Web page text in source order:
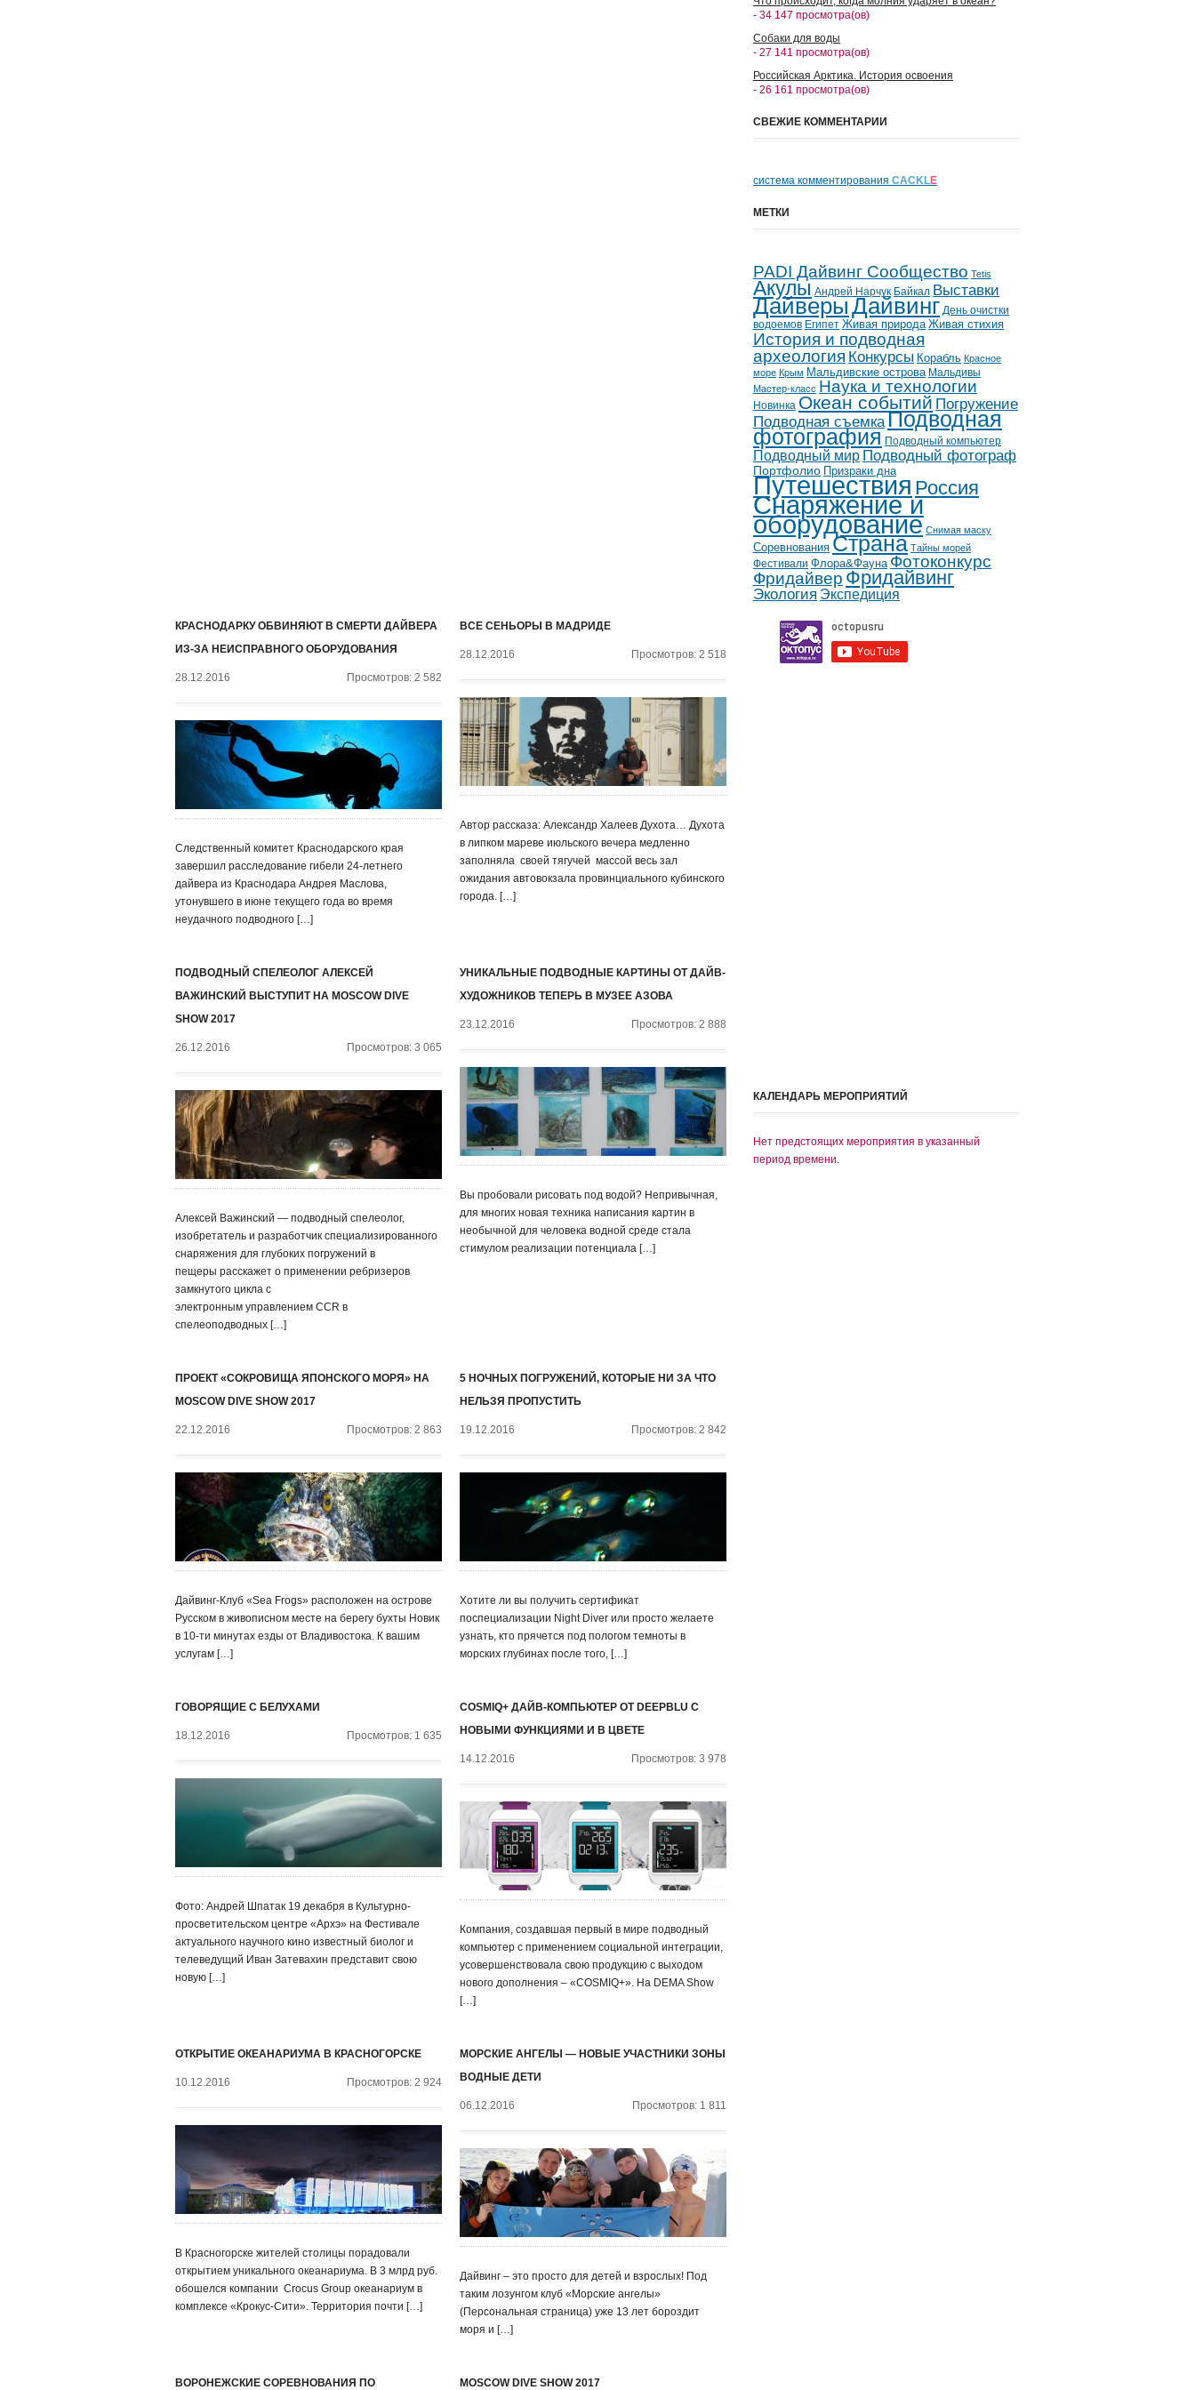
КРАСНОДАРКУ ОБВИНЯЮТ В СМЕРТИ ДАЙВЕРА
ИЗ-ЗА НЕИСПРАВНОГО ОБОРУДОВАНИЯ
28.12.2016 Просмотров: 2 582
Следственный комитет Краснодарского края
завершил расследование гибели 24-летнего
дайвера из Краснодара Андрея Маслова,
утонувшего в июне текущего года во время
неудачного подводного […]
ВСЕ СЕНЬОРЫ В МАДРИДЕ
28.12.2016 Просмотров: 2 518
Автор рассказа: Александр Халеев Духота… Духота
в липком мареве июльского вечера медленно
заполняла своей тягучей массой весь зал
ожидания автовокзала провинциального кубинского
города. […]
ПОДВОДНЫЙ СПЕЛЕОЛОГ АЛЕКСЕЙ
ВАЖИНСКИЙ ВЫСТУПИТ НА MOSCOW DIVE
SHOW 2017
26.12.2016 Просмотров: 3 065
Алексей Важинский — подводный спелеолог,
изобретатель и разработчик специализированного
снаряжения для глубоких погружений в
пещеры расскажет о применении ребризеров
замкнутого цикла с
электронным управлением CCR в
спелеоподводных […]
УНИКАЛЬНЫЕ ПОДВОДНЫЕ КАРТИНЫ ОТ ДАЙВ-
ХУДОЖНИКОВ ТЕПЕРЬ В МУЗЕЕ АЗОВА
23.12.2016 Просмотров: 2 888
Вы пробовали рисовать под водой? Непривычная,
для многих новая техника написания картин в
необычной для человека водной среде стала
стимулом реализации потенциала […]
ПРОЕКТ «СОКРОВИЩА ЯПОНСКОГО МОРЯ» НА
MOSCOW DIVE SHOW 2017
22.12.2016 Просмотров: 2 863
Дайвинг-Клуб «Sea Frogs» расположен на острове
Русском в живописном месте на берегу бухты Новик
в 10-ти минутах езды от Владивостока. К вашим
услугам […]
5 НОЧНЫХ ПОГРУЖЕНИЙ, КОТОРЫЕ НИ ЗА ЧТО
НЕЛЬЗЯ ПРОПУСТИТЬ
19.12.2016 Просмотров: 2 842
Хотите ли вы получить сертификат
поспециализации Night Diver или просто желаете
узнать, кто прячется под пологом темноты в
морских глубинах после того, […]
ГОВОРЯЩИЕ С БЕЛУХАМИ
18.12.2016 Просмотров: 1 635
Фото: Андрей Шпатак 19 декабря в Культурно-
просветительском центре «Архэ» на Фестивале
актуального научного кино известный биолог и
телеведущий Иван Затевахин представит свою
новую […]
COSMIQ+ ДАЙВ-КОМПЬЮТЕР ОТ DEEPBLU С
НОВЫМИ ФУНКЦИЯМИ И В ЦВЕТЕ
14.12.2016 Просмотров: 3 978
Компания, создавшая первый в мире подводный
компьютер с применением социальной интеграции,
усовершенствовала свою продукцию с выходом
нового дополнения – «COSMIQ+». На DEMA Show
[…]
ОТКРЫТИЕ ОКЕАНАРИУМА В КРАСНОГОРСКЕ
10.12.2016 Просмотров: 2 924
В Красногорске жителей столицы порадовали
открытием уникального океанариума. В 3 млрд руб.
обошелся компании ‍ Crocus Group океанариум в
комплексе «Крокус-Сити». Территория почти […]
МОРСКИЕ АНГЕЛЫ — НОВЫЕ УЧАСТНИКИ ЗОНЫ
ВОДНЫЕ ДЕТИ
06.12.2016 Просмотров: 1 811
Дайвинг – это просто для детей и взрослых! Под
таким лозунгом клуб «Морские ангелы»
(Персональная страница) уже 13 лет бороздит
моря и […]
ВОРОНЕЖСКИЕ СОРЕВНОВАНИЯ ПО MOSCOW DIVE SHOW 2017
- 34 147 просмотра(ов)
Собаки для воды
- 27 141 просмотра(ов)
Российская Арктика. История освоения
- 26 161 просмотра(ов)
СВЕЖИЕ КОММЕНТАРИИ
система комментирования CACKLE
МЕТКИ
PADI Дайвинг Сообщество Tetis
Акулы Андрей Нарчук Байкал Выставки
ДайверыДайвинг День очистки
водоемов Египет Живая природа Живая стихия
История и подводная
археология Конкурсы Корабль Красное
море Крым Мальдивские острова Мальдивы
Мастер-класс Наука и технологии
Новинка Океан событий Погружение
Подводная съемкаПодводная
фотография Подводный компьютер
Подводный мир Подводный фотограф
Портфолио Призраки дна
Путешествия Россия
Снаряжение и
оборудование Снимая маску
Соревнования Страна Тайны морей
Фестивали Флора&Фауна Фотоконкурс
Фридайвер Фридайвинг
Экология Экспедиция
КАЛЕНДАРЬ МЕРОПРИЯТИЙ
Нет предстоящих мероприятия в указанный
период времени.